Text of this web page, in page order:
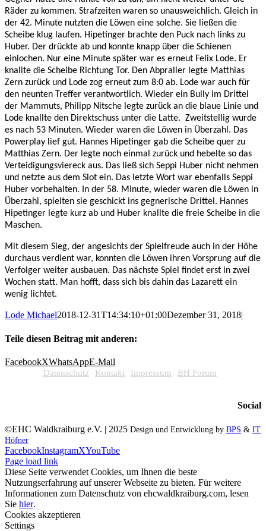
Räder zu kommen. Strafzeiten waren so unausweichlich. Gleich in
der 42. Minute nutzten die Löwen eine solche. Sie ließen die
Scheibe klug laufen. Hipetinger brachte den Puck nach links zu
Huber. Der drückte ab und konnte knapp über die Schienen
einlochen. Nur eine Minute später war es erneut Felix Lode. Er
knallte die Scheibe Richtung Tor. Den Abpraller legte Matthias
Zern zurück und Lode zog erneut zum 8:0 ab. Lode war auch für
den neunten Treffer verantwortlich. Wieder ein Bully im Drittel
der Mammuts, Philipp Nitsche legte zurück an die blaue Linie und
Lode knallte den Direktschuss unter die Latte. Zweitstellig wurde
es nach 53 Minuten. Wieder waren die Löwen in Überzahl. Das
Powerplay lief gut. Hannes Hipetinger gab die Scheibe quer zu
Matthias Zern. Der legte noch einmal zurück und hebelte so das
Verteidigungsviereck aus. Das ließ sich Seppi Huber nicht nehmen
und netzte aus dem Slot ein. Das letzte Wort war ebenfalls Seppi
Huber vorbehalten. In der 58. Minute, wieder waren die Löwen in
Überzahl, spielten sie geschickt ins gegnerische Drittel. Hannes
Hipetinger legte kurz ab und Huber knallte die freie Scheibe in die
Maschen.
Mit diesem Sieg, der angesichts der Spielfreude auch in der Höhe
durchaus verdient war, konnten die Löwen ihren Vorsprung auf die
Verfolger weiter ausbauen. Das nächste Spiel findet erst in zwei
Wochen statt. Man hofft, dass sich bis dahin das Lazarett ein
wenig lichtet.
Lode Michael2018-12-31T14:34:10+01:00Dezember 31, 2018|
Teile diesen Beitrag mit anderen:
FacebookXWhatsAppE-Mail
Social
Datenschutz Kontakt Impressum BH Forum
©EHC Waldkraiburg e.V. | 2025 Design und Entwicklung by BPS & IT
Höfner
FacebookInstagramXYouTube
Page load link
Diese Seite verwendet Cookies, um Ihnen die beste
Nutzungserfahrung auf unserer Webseite zu bieten. Für weitere
Informationen zum Datenschutz von ehcwaldkraiburg.com, lesen
Sie hier.
Cookies akzeptieren
Settings